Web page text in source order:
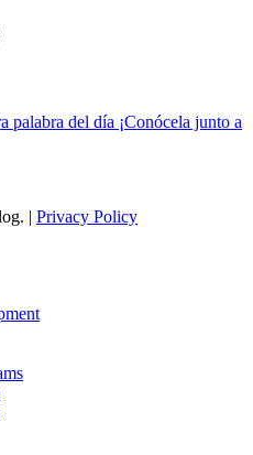
palabra del día ¡Conócela junto a
| Privacy Policy